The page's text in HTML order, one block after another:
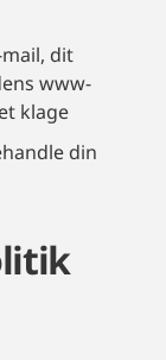
dit
www-
klage
din